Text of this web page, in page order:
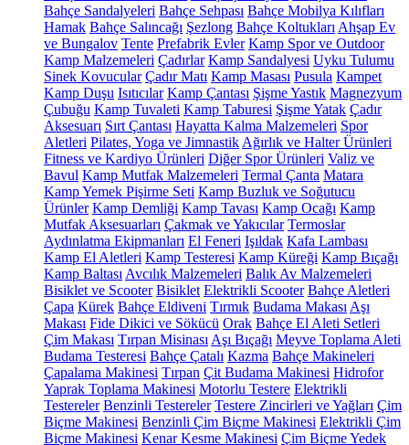
Bahçe Sandalyeleri Bahçe Sehpası Bahçe Mobilya Kılıfları
Hamak Bahçe Salıncağı Şezlong Bahçe Koltukları Ahşap Ev
ve Bungalov Tente Prefabrik Evler Kamp Spor ve Outdoor
Kamp Malzemeleri Çadırlar Kamp Sandalyesi Uyku Tulumu
Sinek Kovucular Çadır Matı Kamp Masası Pusula Kampet
Kamp Duşu Isıtıcılar Kamp Çantası Şişme Yastık Magnezyum
Çubuğu Kamp Tuvaleti Kamp Taburesi Şişme Yatak Çadır
Aksesuarı Sırt Çantası Hayatta Kalma Malzemeleri Spor
Aletleri Pilates, Yoga ve Jimnastik Ağırlık ve Halter Ürünleri
Fitness ve Kardiyo Ürünleri Diğer Spor Ürünleri Valiz ve
Bavul Kamp Mutfak Malzemeleri Termal Çanta Matara
Kamp Yemek Pişirme Seti Kamp Buzluk ve Soğutucu
Ürünler Kamp Demliği Kamp Tavası Kamp Ocağı Kamp
Mutfak Aksesuarları Çakmak ve Yakıcılar Termoslar
Aydınlatma Ekipmanları El Feneri Işıldak Kafa Lambası
Kamp El Aletleri Kamp Testeresi Kamp Küreği Kamp Bıçağı
Kamp Baltası Avcılık Malzemeleri Balık Av Malzemeleri
Bisiklet ve Scooter Bisiklet Elektrikli Scooter Bahçe Aletleri
Çapa Kürek Bahçe Eldiveni Tırmık Budama Makası Aşı
Makası Fide Dikici ve Sökücü Orak Bahçe El Aleti Setleri
Çim Makası Tırpan Misinası Aşı Bıçağı Meyve Toplama Aleti
Budama Testeresi Bahçe Çatalı Kazma Bahçe Makineleri
Çapalama Makinesi Tırpan Çit Budama Makinesi Hidrofor
Yaprak Toplama Makinesi Motorlu Testere Elektrikli
Testereler Benzinli Testereler Testere Zincirleri ve Yağları Çim
Biçme Makinesi Benzinli Çim Biçme Makinesi Elektrikli Çim
Biçme Makinesi Kenar Kesme Makinesi Çim Biçme Yedek